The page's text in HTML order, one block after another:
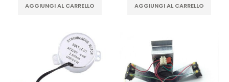
era: è:
AGGIUNGI AL CARRELLO era: è:
AGGIUNGI AL CARRELLO